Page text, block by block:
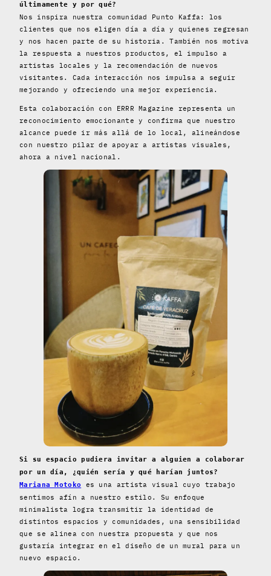
últimamente y por qué?
Nos inspira nuestra comunidad Punto Kaffa: los
clientes que nos eligen día a día y quienes regresan
y nos hacen parte de su historia. También nos motiva
la respuesta a nuestros productos, el impulso a
artistas locales y la recomendación de nuevos
visitantes. Cada interacción nos impulsa a seguir
mejorando y ofreciendo una mejor experiencia.
Esta colaboración con ERRR Magazine representa un
reconocimiento emocionante y confirma que nuestro
alcance puede ir más allá de lo local, alineándose
con nuestro pilar de apoyar a artistas visuales,
ahora a nivel nacional.
Si su espacio pudiera invitar a alguien a colaborar
por un día, ¿quién sería y qué harían juntos?
Mariana Motoko
es una artista visual cuyo trabajo
sentimos afín a nuestro estilo. Su enfoque
minimalista logra transmitir la identidad de
distintos espacios y comunidades, una sensibilidad
que se alinea con nuestra propuesta y que nos
gustaría integrar en el diseño de un mural para un
nuevo espacio.